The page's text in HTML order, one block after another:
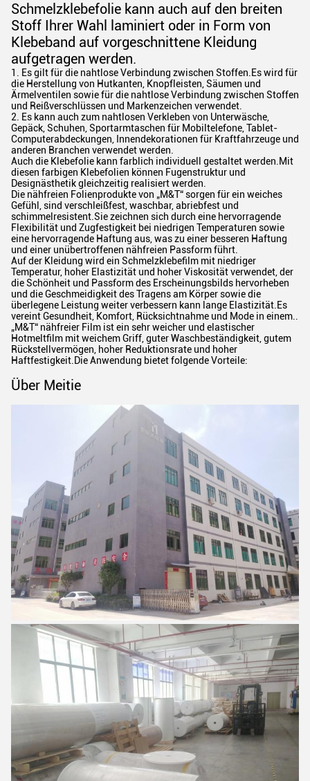
Schmelzklebefolie kann auch auf den breiten
Stoff Ihrer Wahl laminiert oder in Form von
Klebeband auf vorgeschnittene Kleidung
aufgetragen werden.
1. Es gilt für die nahtlose Verbindung zwischen Stoffen.Es wird für
die Herstellung von Hutkanten, Knopfleisten, Säumen und
Ärmelventilen sowie für die nahtlose Verbindung zwischen Stoffen
und Reißverschlüssen und Markenzeichen verwendet.
2. Es kann auch zum nahtlosen Verkleben von Unterwäsche,
Gepäck, Schuhen, Sportarmtaschen für Mobiltelefone, Tablet-
Computerabdeckungen, Innendekorationen für Kraftfahrzeuge und
anderen Branchen verwendet werden.
Auch die Klebefolie kann farblich individuell gestaltet werden.Mit
diesen farbigen Klebefolien können Fugenstruktur und
Designästhetik gleichzeitig realisiert werden.
Die nähfreien Folienprodukte von „M&T“ sorgen für ein weiches
Gefühl, sind verschleißfest, waschbar, abriebfest und
schimmelresistent.Sie zeichnen sich durch eine hervorragende
Flexibilität und Zugfestigkeit bei niedrigen Temperaturen sowie
eine hervorragende Haftung aus, was zu einer besseren Haftung
und einer unübertroffenen nähfreien Passform führt.
Auf der Kleidung wird ein Schmelzklebefilm mit niedriger
Temperatur, hoher Elastizität und hoher Viskosität verwendet, der
die Schönheit und Passform des Erscheinungsbilds hervorheben
und die Geschmeidigkeit des Tragens am Körper sowie die
überlegene Leistung weiter verbessern kann lange Elastizität.Es
vereint Gesundheit, Komfort, Rücksichtnahme und Mode in einem..
„M&T“ nähfreier Film ist ein sehr weicher und elastischer
Hotmeltfilm mit weichem Griff, guter Waschbeständigkeit, gutem
Rückstellvermögen, hoher Reduktionsrate und hoher
Haftfestigkeit.Die Anwendung bietet folgende Vorteile:
Über Meitie